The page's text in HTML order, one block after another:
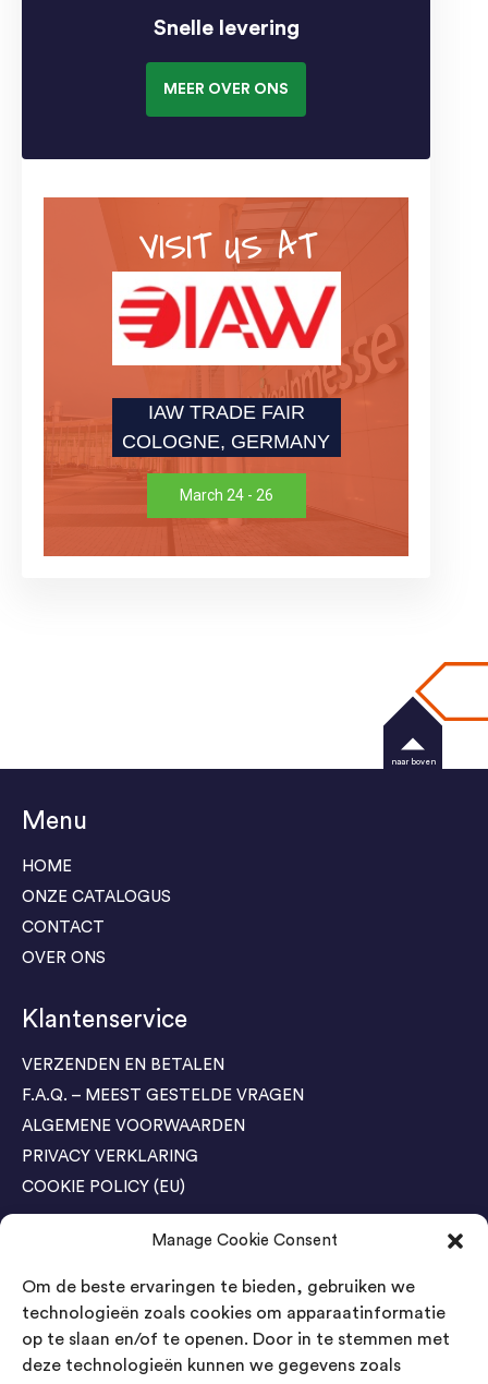
Manage Cookie Consent
Om de beste ervaringen te bieden, gebruiken we
technologieën zoals cookies om apparaatinformatie
op te slaan en/of te openen. Door in te stemmen met
deze technologieën kunnen we gegevens zoals
Snelle levering
MEER OVER ONS
VISIT US AT
IAW TRADE FAIR
COLOGNE, GERMANY
March 24 - 26
Menu
HOME
ONZE CATALOGUS
CONTACT
OVER ONS
Klantenservice
VERZENDEN EN BETALEN
F.A.Q. – MEEST GESTELDE VRAGEN
ALGEMENE VOORWAARDEN
PRIVACY VERKLARING
COOKIE POLICY (EU)
Agenda Trade Shows
04-05 November / SVG FAIR Winterswijk
Bestel GRATIS kaarten
24-26 March / IAW Trade Fair - Cologne
Bestel GRATIS kaarten
naar boven